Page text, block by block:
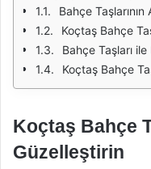
Bahçe Taşlarının
Koçtaş Bahçe
Bahçe Taşları
Koçtaş Bahçe
Koçtaş Bahçe
Güzelleştirin